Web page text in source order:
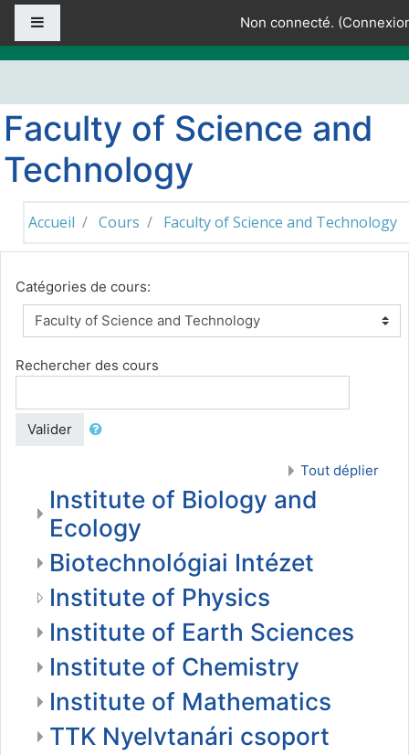
Passer au contenu principal
Non connecté. (
Faculty of Science and
Technology
Accueil Cours Faculty of Science and Technology
Catégories de cours:
Rechercher des cours
Valider
Tout déplier
Institute of Biology and
Ecology
Biotechnológiai Intézet
Institute of Physics
Institute of Earth Sciences
Institute of Chemistry
Institute of Mathematics
TTK Nyelvtanári csoport